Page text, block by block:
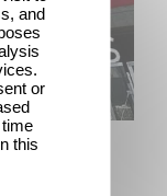
Academy
and
or
this